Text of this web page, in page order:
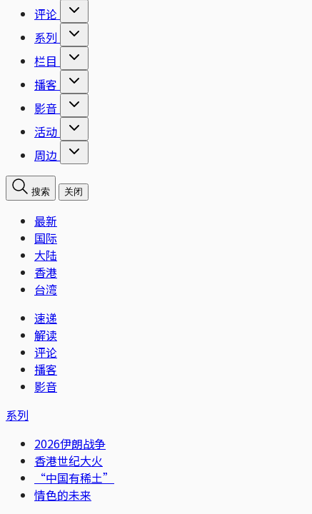
评论
系列
栏目
播客
影音
活动
周边
搜索 关闭
最新
国际
大陆
香港
台湾
速递
解读
评论
播客
影音
系列
2026伊朗战争
香港世纪大火
“中国有稀土”
情色的未来